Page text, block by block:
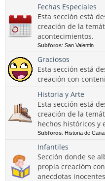
Fechas Especiales
Esta sección está
creación de la
acontecimientos.
Subforos: San Valentin
Graciosos
Esta sección está
creación con
Historia y Arte
Esta sección está
creación de la
hechos históricos y
Subforos: Historia de
Infantiles
Sección donde se
propia creacióm
anecdotas